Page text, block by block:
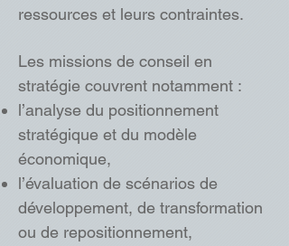
ressources et leurs contraintes.
Les missions de conseil en
stratégie couvrent notamment :
l’analyse du positionnement
stratégique et du modèle
économique,
l’évaluation de scénarios de
développement, de transformation
ou de repositionnement,